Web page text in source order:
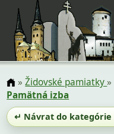
»Židovské pamiatky»
Pamätná izba
↵ Návrat do kategórie